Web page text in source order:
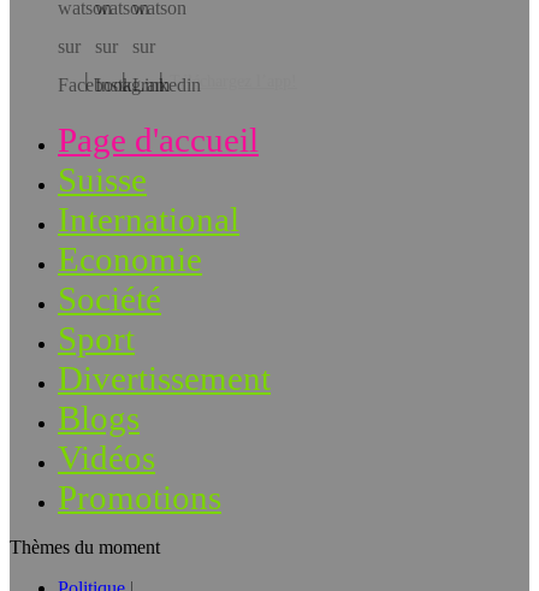
Téléchargez l’app!
Page d'accueil
Suisse
International
Economie
Société
Sport
Divertissement
Blogs
Vidéos
Promotions
Thèmes du moment